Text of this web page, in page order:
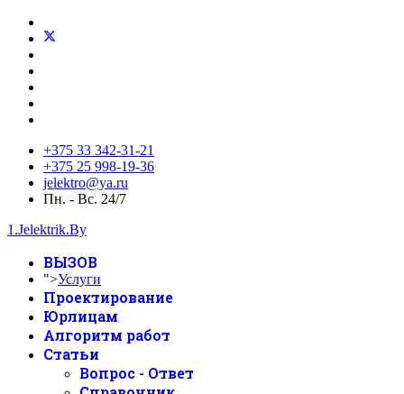
+375 33 342-31-21
+375 25 998-19-36
jelektro@ya.ru
Пн. - Вс. 24/7
1.Jelektrik.By
ВЫЗОВ
">Услуги
Проектирование
Юрлицам
Алгоритм работ
Статьи
Вопрос - Ответ